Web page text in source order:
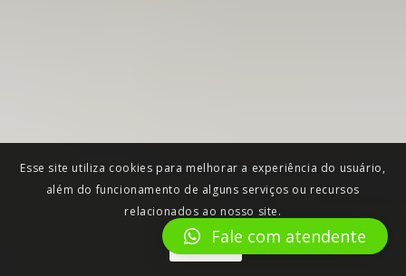
Esse site utiliza cookies para melhorar a experiência do usuário,
além do funcionamento de alguns serviços ou recursos
relacionados ao nosso site.
AceitarFale com atendente